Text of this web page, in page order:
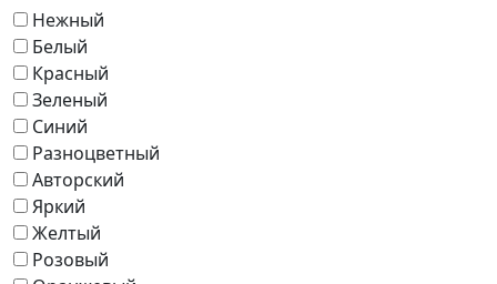
Нежный
Белый
Красный
Зеленый
Синий
Разноцветный
Авторский
Яркий
Желтый
Розовый